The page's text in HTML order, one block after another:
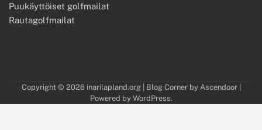
Puukäyttöiset golfmailat
Rautagolfmailat
Copyright © 2026 inarilapland.org| Blog Corner by Ascendoor|
Powered by WordPress.